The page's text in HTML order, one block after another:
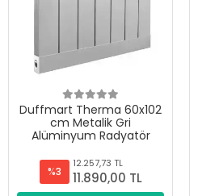
Duffmart Therma 60x102
cm Metalik Gri
Alüminyum Radyatör
%3
12.257,73 TL
11.890,00 TL